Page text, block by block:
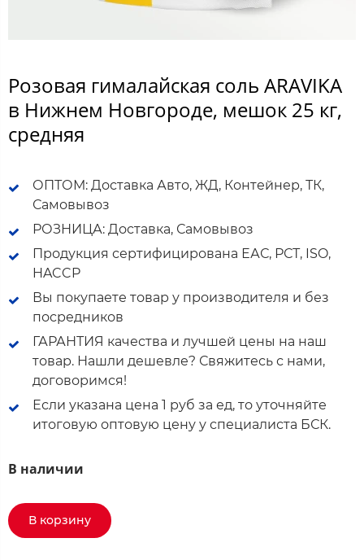
Розовая гималайская соль ARAVIKA
в Нижнем Новгороде, мешок 25 кг,
средняя
ОПТОМ: Доставка Авто, ЖД, Контейнер, ТК,
Самовывоз
РОЗНИЦА: Доставка, Самовывоз
Продукция сертифицирована ЕАС, РСТ, ISO,
HACCP
Вы покупаете товар у производителя и без
посредников
ГАРАНТИЯ качества и лучшей цены на наш
товар. Нашли дешевле? Свяжитесь с нами,
договоримся!
Если указана цена 1 руб за ед, то уточняйте
итоговую оптовую цену у специалиста БСК.
В наличии
В корзину